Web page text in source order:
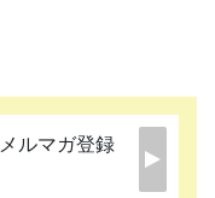
ルマガ登録